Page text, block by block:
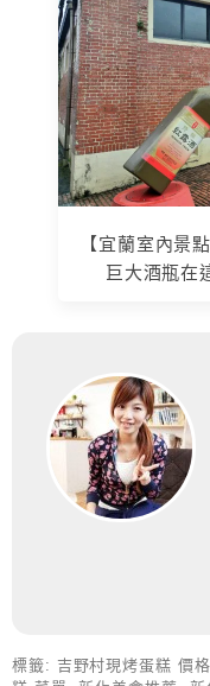
【宜蘭室內景
巨大酒瓶在
標籤: 吉野村現烤蛋糕 價格